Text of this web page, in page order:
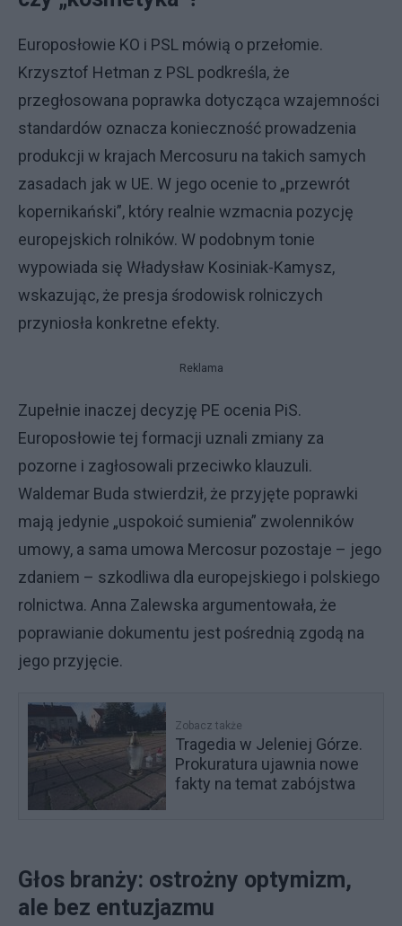
Europosłowie KO i PSL mówią o przełomie.
Krzysztof Hetman z PSL podkreśla, że
przegłosowana poprawka dotycząca wzajemności
standardów oznacza konieczność prowadzenia
produkcji w krajach Mercosuru na takich samych
zasadach jak w UE. W jego ocenie to „przewrót
kopernikański”, który realnie wzmacnia pozycję
europejskich rolników. W podobnym tonie
wypowiada się Władysław Kosiniak-Kamysz,
wskazując, że presja środowisk rolniczych
przyniosła konkretne efekty.
Reklama
Zupełnie inaczej decyzję PE ocenia PiS.
Europosłowie tej formacji uznali zmiany za
pozorne i zagłosowali przeciwko klauzuli.
Waldemar Buda stwierdził, że przyjęte poprawki
mają jedynie „uspokoić sumienia” zwolenników
umowy, a sama umowa Mercosur pozostaje – jego
zdaniem – szkodliwa dla europejskiego i polskiego
rolnictwa. Anna Zalewska argumentowała, że
poprawianie dokumentu jest pośrednią zgodą na
jego przyjęcie.
Zobacz także
Tragedia w Jeleniej Górze.
Prokuratura ujawnia nowe
fakty na temat zabójstwa
Głos branży: ostrożny optymizm,
ale bez entuzjazmu